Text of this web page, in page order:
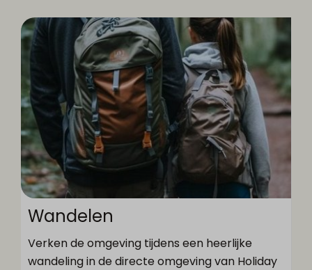
Wandelen
Verken de omgeving tijdens een heerlijke
wandeling in de directe omgeving van Holiday